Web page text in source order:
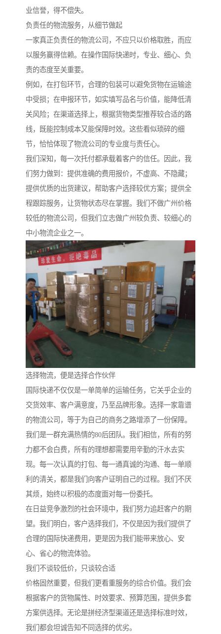
业信誉，得不偿失。
负责任的物流服务，从细节做起
一家真正负责任的物流公司，不应只以价格取胜，而应
以服务赢得信赖。在操作国际快递时，专业、细心、负
责的态度至关重要。
例如，在打包环节，合理的包装可以避免货物在运输途
中受损；在申报环节，如实填写品名与价值，能降低清
关风险；在渠道选择上，根据货物类型推荐较合适的路
线，既能控制成本又能保障时效。这些看似琐碎的细
节，恰恰体现了物流公司的专业度与责任心。
我们深知，每一次托付都承载着客户的信任。因此，我
们努力做到：提供准确的费用报价，不虚高、不隐藏；
提供优质的出货建议，帮助客户选择较优方案；提供全
程跟踪服务，让货物状态尽在掌握。我们不做广州价格
较低的物流公司，但我们立志做广州较负责、较细心的
中小物流企业之一。
选择物流，便是选择合作伙伴
国际快递不仅仅是一单简单的运输任务，它关乎企业的
交货效率、客户满意度，乃至品牌形象。选择一家靠谱
的物流公司，等于为自己的商务之路增添了一份保障。
我们是一群充满热情的80后团队。我们相信，所有的努
力都不会白费，所有的理想都需要用辛勤的汗水去实
现。每一次认真的打包、每一通真诚的沟通、每一单顺
利的清关，都是我们向客户证明自己的过程。我们不厌
其烦，始终以积极的态度面对每一份委托。
在日益竞争激烈的社会环境中，我们努力追赶客户的期
望。我们明白，客户选择我们，不仅是因为我们提供了
合理的国际快递费用，更是因为我们能带来放心、安
心、省心的物流体验。
我们不谈较低价，只谈较合适
价格固然重要，但我们更看重服务的综合价值。我们会
根据客户的货物属性、时效要求、预算范围，提供多套
方案供选择。无论是拼经济型渠道还是选择标准时效，
我们都会坦诚告知不同选择的优劣。